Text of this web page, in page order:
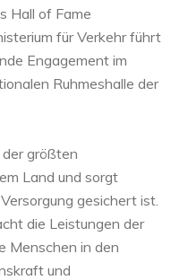
Hall of Fame
für Verkehr führt
Engagement im
Ruhmeshalle der
der größten
Land und sorgt
gesichert ist.
die Leistungen der
Menschen in den
und